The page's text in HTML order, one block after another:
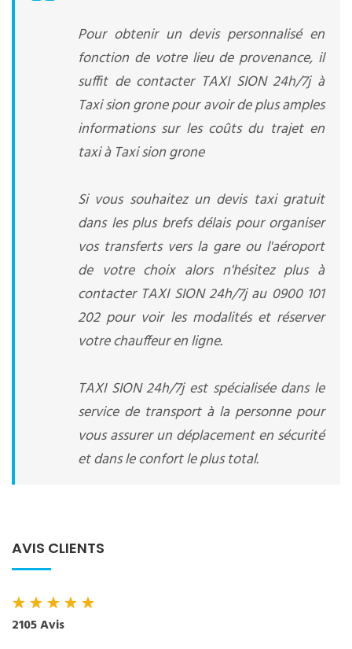
Pour obtenir un devis personnalisé en
fonction de votre lieu de provenance, il
suffit de contacter TAXI SION 24h/7j à
Taxi sion grone pour avoir de plus amples
informations sur les coûts du trajet en
taxi à Taxi sion grone
Si vous souhaitez un devis taxi gratuit
dans les plus brefs délais pour organiser
vos transferts vers la gare ou l'aéroport
de votre choix alors n'hésitez plus à
contacter TAXI SION 24h/7j au 0900 101
202 pour voir les modalités et réserver
votre chauffeur en ligne.
TAXI SION 24h/7j est spécialisée dans le
service de transport à la personne pour
vous assurer un déplacement en sécurité
et dans le confort le plus total.
AVIS CLIENTS
★★★★★
2105 Avis